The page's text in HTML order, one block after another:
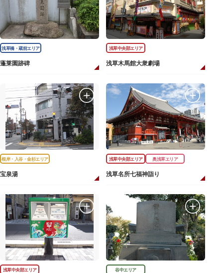
浅草橋・蔵前エリア
蓬莱園跡碑
浅草中央部エリア
浅草木馬館大衆劇場
根岸・入谷・金杉エリア
宝泉湯
浅草中央部エリア 奥浅草エリア
浅草名所七福神詣り
浅草中央部エリア 谷中エリア